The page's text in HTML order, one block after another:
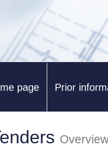
page Prior